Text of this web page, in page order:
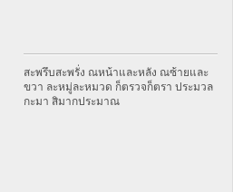
สะพรึบสะพรั่ง ณหน้าและหลัง ณซ้ายและ
ขวา ละหมู่ละหมวด ก็ตรวจก็ตรา ประมวล
กะมา สิมากประมาณ